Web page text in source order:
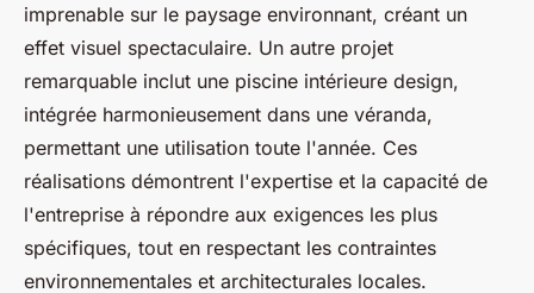
imprenable sur le paysage environnant, créant un
effet visuel spectaculaire. Un autre projet
remarquable inclut une piscine intérieure design,
intégrée harmonieusement dans une véranda,
permettant une utilisation toute l'année. Ces
réalisations démontrent l'expertise et la capacité de
l'entreprise à répondre aux exigences les plus
spécifiques, tout en respectant les contraintes
environnementales et architecturales locales.